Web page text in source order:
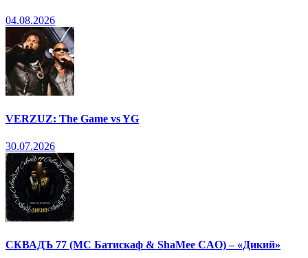
04.08.2026
VERZUZ: The Game vs YG
30.07.2026
СКВАДЪ 77 (МС Батискаф & ShaMee CAO) – «Дикий»